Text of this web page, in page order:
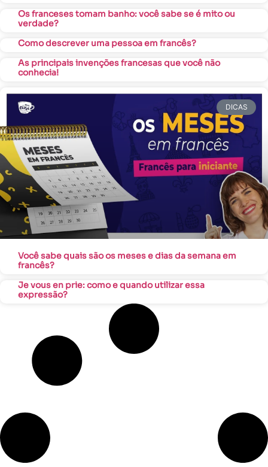
Os franceses tomam banho: você sabe se é mito ou
verdade?
Como descrever uma pessoa em francês?
As principais invenções francesas que você não
conhecia!
DICAS
Você sabe quais são os meses e dias da semana em
francês?
Je vous en prie: como e quando utilizar essa
expressão?